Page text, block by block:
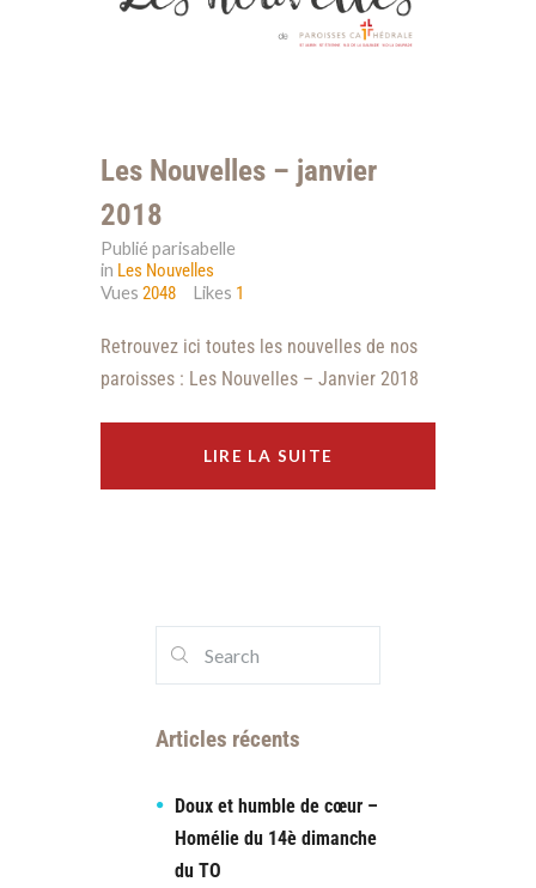
Les Nouvelles – janvier
2018
Publié parisabelle
in Les Nouvelles
Vues 2048 Likes 1
Retrouvez ici toutes les nouvelles de nos
paroisses : Les Nouvelles – Janvier 2018
LIRE LA SUITE
Articles récents
Doux et humble de cœur –
Homélie du 14è dimanche
du TO